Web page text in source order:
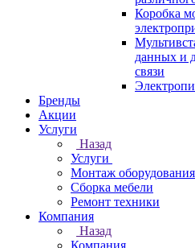
Коробка
данных и
связи
Бренды
Акции
Услуги
Назад
Услуги
Монтаж оборудования
Сборка мебели
Ремонт техники
Компания
Назад
Компания